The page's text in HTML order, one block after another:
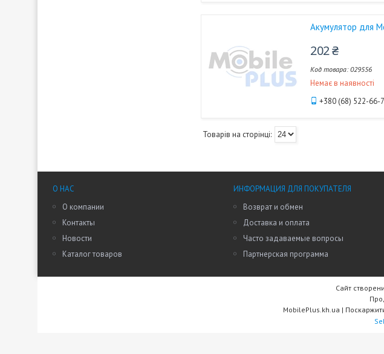
Акумулятор для
202 ₴
029556
Немає в наявності
+380 (68) 522-66-
О НАС
О компании
Контакты
Новости
Каталог товаров
ИНФОРМАЦИЯ ДЛЯ ПОКУПАТЕЛЯ
Возврат и обмен
Доставка и оплата
Часто задаваемые вопросы
Партнерская программа
Сайт
MobilePlus.kh.ua |